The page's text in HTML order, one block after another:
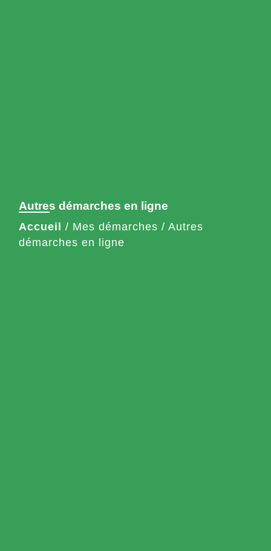
Autres démarches en ligne
Accueil / Mes démarches / Autres
démarches en ligne